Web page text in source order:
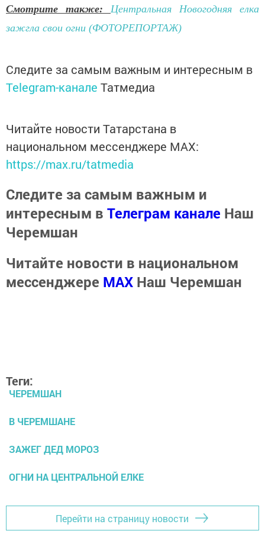
Смотрите также: Центральная Новогодняя елка
зажгла свои огни (ФОТОРЕПОРТАЖ)
Следите за самым важным и интересным в
Telegram-канале Татмедиа
Читайте новости Татарстана в
национальном мессенджере MАХ:
https://max.ru/tatmedia
Следите за самым важным и
интересным в Телеграм канале Наш
Черемшан
Читайте новости в национальном
мессенджере MАХ Наш Черемшан
Теги:
ЧЕРЕМШАН
В ЧЕРЕМШАНЕ
ЗАЖЕГ ДЕД МОРОЗ
ОГНИ НА ЦЕНТРАЛЬНОЙ ЕЛКЕ
Перейти на страницу новости